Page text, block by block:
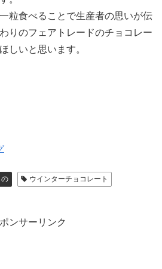
粒食べることで生産者の思いが伝
りのフェアトレードのチョコレー
しいと思います。
ウインターチョコレート
ンサーリンク